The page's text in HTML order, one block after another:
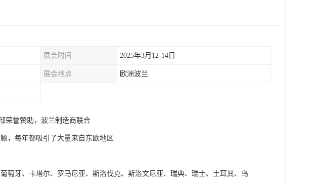
展会时间 2025年3月12-14日
展会地点 欧洲波兰
荣誉赞助，波兰制造商联合
，每年都吸引了大量来自东欧地区
萄牙、卡塔尔、罗马尼亚、斯洛伐克、斯洛文尼亚、瑞典、瑞士、土耳其、乌